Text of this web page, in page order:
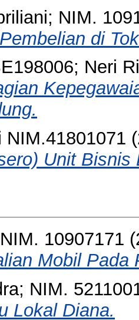
NIM.
di
Neri
NIM.41801071
Unit
10907171
Mobil Pada
NIM.
Lokal Diana.